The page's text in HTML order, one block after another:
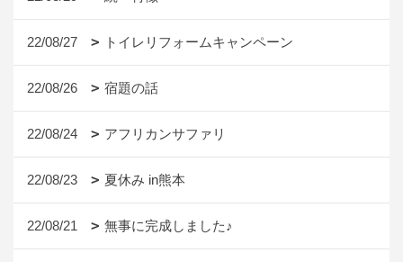
22/08/27 トイレリフォームキャンペーン
22/08/26 宿題の話
22/08/24 アフリカンサファリ
22/08/23 夏休み in熊本
22/08/21 無事に完成しました♪